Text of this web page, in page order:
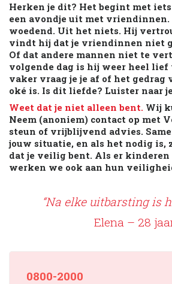
Herken je dit? Het begint met
een avondje uit met
woedend. Uit het niets. Hij
vindt hij dat je vriendinnen niet
Of dat andere mannen niet te
volgende dag is hij weer heel lief
vaker vraag je je af of het gedrag
oké is. Is dit liefde? Luister naar
Weet dat je niet alleen bent. Wij
Neem (anoniem) contact op met
steun of vrijblijvend advies.
jouw situatie, en als het nodig is,
dat je veilig bent. Als er
werken we ook aan hun
“Na elke uitbarsting is
Elena – 28
0800-2000